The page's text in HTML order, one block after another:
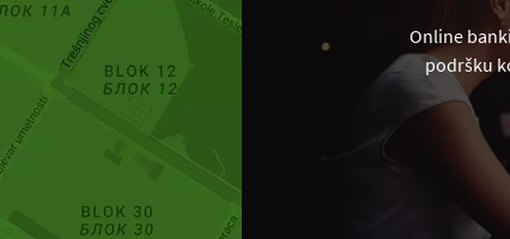
Online
podršku